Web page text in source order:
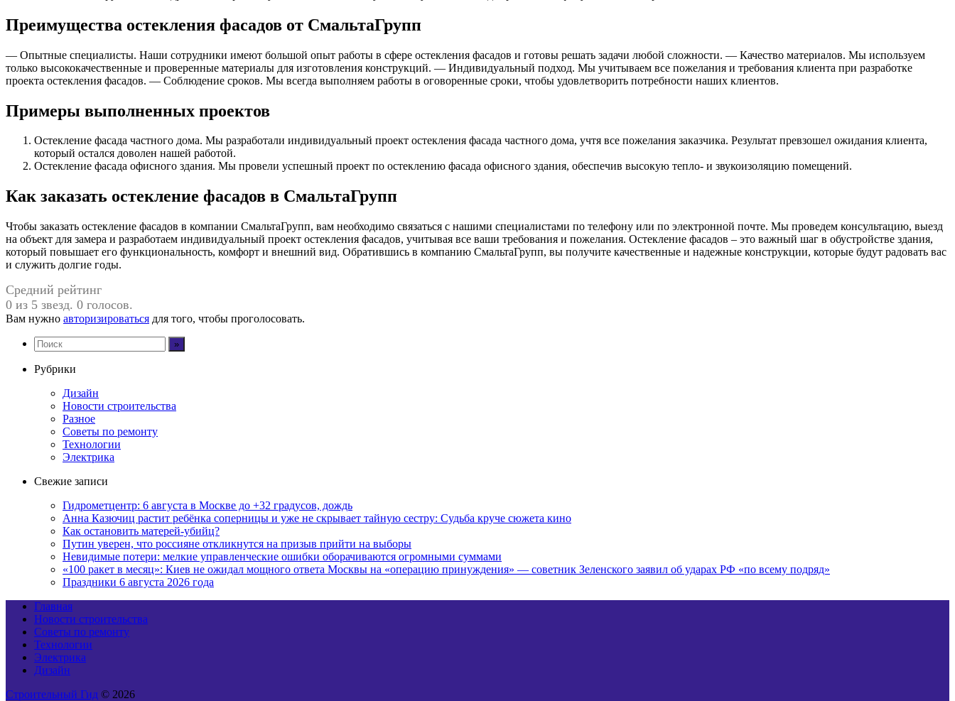
Преимущества остекления фасадов от СмальтаГрупп
— Опытные специалисты. Наши сотрудники имеют большой опыт работы в сфере остекления фасадов и готовы решать задачи любой сложности. — Качество материалов. Мы используем
только высококачественные и проверенные материалы для изготовления конструкций. — Индивидуальный подход. Мы учитываем все пожелания и требования клиента при разработке
проекта остекления фасадов. — Соблюдение сроков. Мы всегда выполняем работы в оговоренные сроки, чтобы удовлетворить потребности наших клиентов.
Примеры выполненных проектов
Остекление фасада частного дома. Мы разработали индивидуальный проект остекления фасада частного дома, учтя все пожелания заказчика. Результат превзошел ожидания клиента,
который остался доволен нашей работой.
Остекление фасада офисного здания. Мы провели успешный проект по остеклению фасада офисного здания, обеспечив высокую тепло- и звукоизоляцию помещений.
Как заказать остекление фасадов в СмальтаГрупп
Чтобы заказать остекление фасадов в компании СмальтаГрупп, вам необходимо связаться с нашими специалистами по телефону или по электронной почте. Мы проведем консультацию, выезд
на объект для замера и разработаем индивидуальный проект остекления фасадов, учитывая все ваши требования и пожелания. Остекление фасадов – это важный шаг в обустройстве здания,
который повышает его функциональность, комфорт и внешний вид. Обратившись в компанию СмальтаГрупп, вы получите качественные и надежные конструкции, которые будут радовать вас
и служить долгие годы.
Средний рейтинг
0 из 5 звезд. 0 голосов.
Вам нужно авторизироваться для того, чтобы проголосовать.
Рубрики
Дизайн
Новости строительства
Разное
Советы по ремонту
Технологии
Электрика
Свежие записи
Гидрометцентр: 6 августа в Москве до +32 градусов, дождь
Анна Казючиц растит ребёнка соперницы и уже не скрывает тайную сестру: Судьба круче сюжета кино
Как остановить матерей-убийц?
Путин уверен, что россияне откликнутся на призыв прийти на выборы
Невидимые потери: мелкие управленческие ошибки оборачиваются огромными суммами
«100 ракет в месяц»: Киев не ожидал мощного ответа Москвы на «операцию принуждения» — советник Зеленского заявил об ударах РФ «по всему подряд»
Праздники 6 августа 2026 года
Главная
Новости строительства
Советы по ремонту
Технологии
Электрика
Дизайн
Строительный Гид © 2026